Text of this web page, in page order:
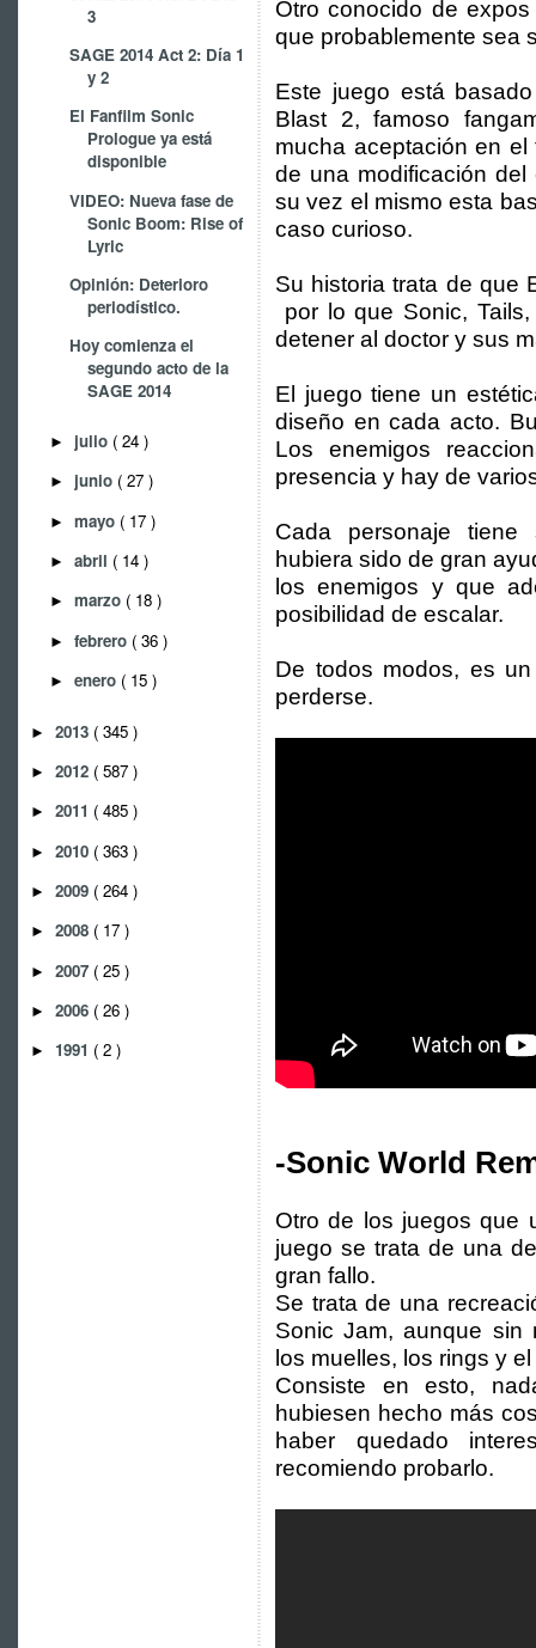
3
SAGE 2014 Act 2: Día 1
y 2
El Fanfilm Sonic
Prologue ya está
disponible
VIDEO: Nueva fase de
Sonic Boom: Rise of
Lyric
Opinión: Deterioro
periodístico.
Hoy comienza el
segundo acto de la
SAGE 2014
► julio ( 24 )
► junio ( 27 )
► mayo ( 17 )
► abril ( 14 )
► marzo ( 18 )
► febrero ( 36 )
► enero ( 15 )
► 2013 ( 345 )
► 2012 ( 587 )
► 2011 ( 485 )
► 2010 ( 363 )
► 2009 ( 264 )
► 2008 ( 17 )
► 2007 ( 25 )
► 2006 ( 26 )
► 1991 ( 2 )
Otro conocido de
que probablemente sea
Este juego está
Blast 2, famoso
mucha aceptación en
de una modificación
su vez el mismo esta
caso curioso.
Su historia trata de que
por lo que Sonic,
detener al doctor y sus
El juego tiene un
diseño en cada acto.
Los enemigos
presencia y hay de
Cada personaje tiene
hubiera sido de gran
los enemigos y que
posibilidad de escalar.
De todos modos, es
perderse.
-Sonic World
Otro de los juegos que
juego se trata de una
gran fallo.
Se trata de una
Sonic Jam, aunque sin
los muelles, los rings y
Consiste en esto,
hubiesen hecho más
haber quedado
recomiendo probarlo.